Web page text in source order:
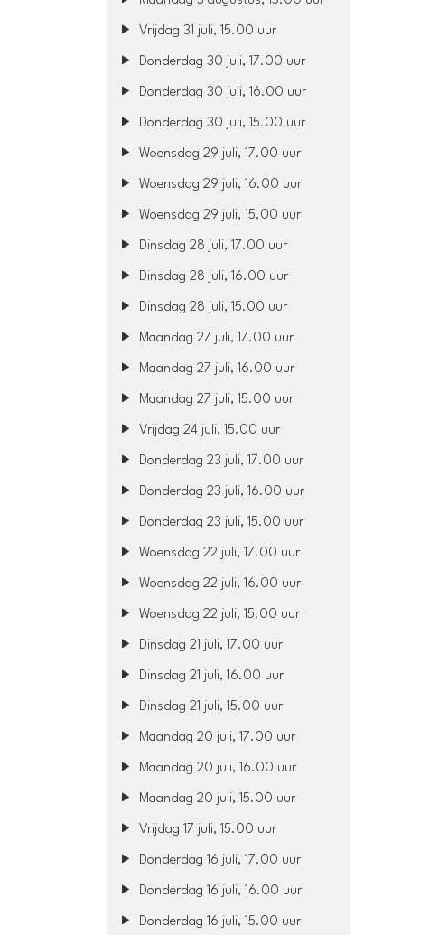
Vrijdag 31 juli, 15.00 uur
Donderdag 30 juli, 17.00 uur
Donderdag 30 juli, 16.00 uur
Donderdag 30 juli, 15.00 uur
Woensdag 29 juli, 17.00 uur
Woensdag 29 juli, 16.00 uur
Woensdag 29 juli, 15.00 uur
Dinsdag 28 juli, 17.00 uur
Dinsdag 28 juli, 16.00 uur
Dinsdag 28 juli, 15.00 uur
Maandag 27 juli, 17.00 uur
Maandag 27 juli, 16.00 uur
Maandag 27 juli, 15.00 uur
Vrijdag 24 juli, 15.00 uur
Donderdag 23 juli, 17.00 uur
Donderdag 23 juli, 16.00 uur
Donderdag 23 juli, 15.00 uur
Woensdag 22 juli, 17.00 uur
Woensdag 22 juli, 16.00 uur
Woensdag 22 juli, 15.00 uur
Dinsdag 21 juli, 17.00 uur
Dinsdag 21 juli, 16.00 uur
Dinsdag 21 juli, 15.00 uur
Maandag 20 juli, 17.00 uur
Maandag 20 juli, 16.00 uur
Maandag 20 juli, 15.00 uur
Vrijdag 17 juli, 15.00 uur
Donderdag 16 juli, 17.00 uur
Donderdag 16 juli, 16.00 uur
Donderdag 16 juli, 15.00 uur